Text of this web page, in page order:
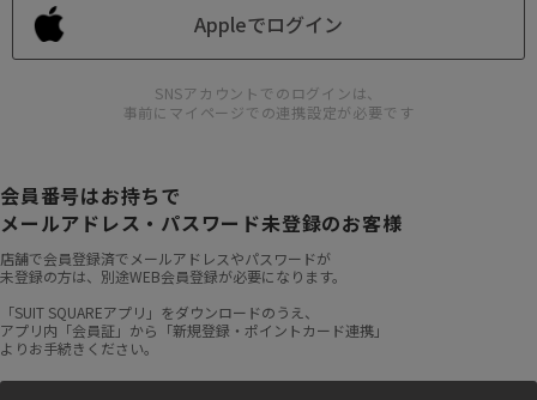
Appleでログイン
SNSアカウントでのログインは、
事前にマイページでの連携設定が必要です
会員番号はお持ちで
メールアドレス・パスワード未登録のお客様
店舗で会員登録済でメールアドレスやパスワードが
未登録の方は、別途WEB会員登録が必要になります。
「SUIT SQUAREアプリ」をダウンロードのうえ、
アプリ内「会員証」から「新規登録・ポイントカード連携」
よりお手続きください。